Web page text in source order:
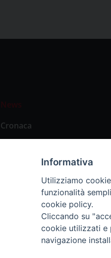
News
Cronaca
Attualità
Primo PianoInformativa
Utilizziamo
funzionalità
cookie policy.
Cliccando su
cookie utilizzati e
navigazione